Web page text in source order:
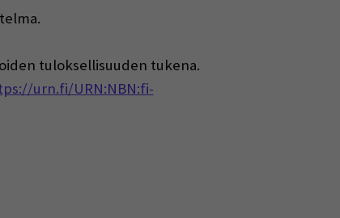
tuloksellisuuden tukena.
urn.fi/URN:NBN:fi-